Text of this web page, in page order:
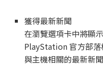
獲得最新新聞
在瀏覽選項卡中將顯
PlayStation 官方部
與主機相關的最新新